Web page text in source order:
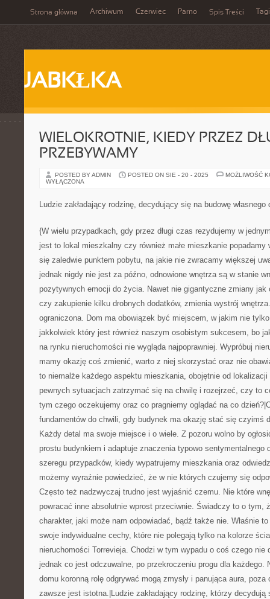
Strona główna Archiwum Czerwiec Parno Spis Treści Tagi
JABKŁKA
WIELOKROTNIE, KIEDY PRZEZ
PRZEBYWAMY
POSTED BY ADMIN POSTED ON SIE - 20 - 2025
MOŻLIWOŚĆ
WYŁĄCZONA
Ludzie zakładający rodzinę, decydujący się na budowę
{W wielu przypadkach, gdy przez długi czas rezydujemy w
jest to lokal mieszkalny czy również małe mieszkanie
się zaledwie punktem pobytu, na jakie nie zwracamy większej
jednak nigdy nie jest za późno, odnowione wnętrza są w stanie
pozytywnych emocji do życia. Nawet nie gigantyczne zmiany jak
czy zakupienie kilku drobnych dodatków, zmienia wystrój
ograniczona. Dom ma obowiązek być miejscem, w jakim nie
jakkolwiek który jest również naszym osobistym sukcesem, bo
na rynku nieruchomości nie wygląda najpoprawniej. Wypróbuj
mamy okazję coś zmienić, warto z niej skorzystać oraz nie
to niemalże każdego aspektu mieszkania, obojętnie od lokalizacji
pewnych sytuacjach zatrzymać się na chwilę i rozejrzeć, czy to
tym czego oczekujemy oraz co pragniemy oglądać na co
fundamentów do chwili, gdy budynek ma okazję stać się czyimś
Każdy detal ma swoje miejsce i o wiele. Z pozoru wolno by
prostu budynkiem i adaptuje znaczenia typowo sentymentalnego
szeregu przypadków, kiedy wypatrujemy mieszkania oraz
możemy wyraźnie powiedzieć, że w nie których czujemy się
Często też nadzwyczaj trudno jest wyjaśnić czemu. Nie które
powracać inne absolutnie wprost przeciwnie. Świadczy to o tym,
charakter, jaki może nam odpowiadać, bądź także nie. Właśnie
swoje indywidualne cechy, które nie polegają tylko na kolorze
nieruchomości Torrevieja. Chodzi w tym wypadu o coś czego nie
jednak co jest odczuwalne, po przekroczeniu progu dla każdego.
domu koronną rolę odgrywać mogą zmysły i panująca aura,
zawsze jest istotna.|Ludzie zakładający rodzinę, którzy decydują